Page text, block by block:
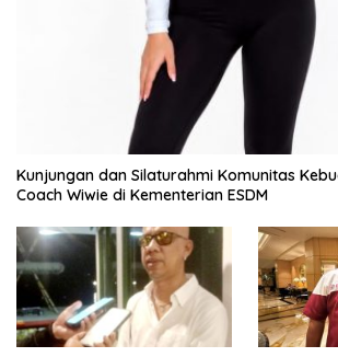
Kunjungan dan Silaturahmi Komunitas
Coach Wiwie di Kementerian ESDM